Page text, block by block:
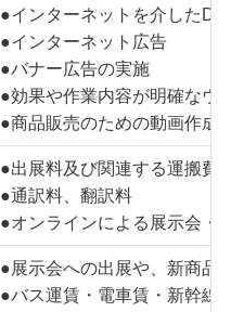
●インターネットを介したDM
●インターネット広告
●バナー広告の実施
●効果や作業内容が明確なウェ
●商品販売のための動画作成等
●出展料及び関連する運搬費
●通訳料、翻訳料
●オンラインによる展示会・商
●展示会への出展や、新商品
●バス運賃・電車賃・新幹線料